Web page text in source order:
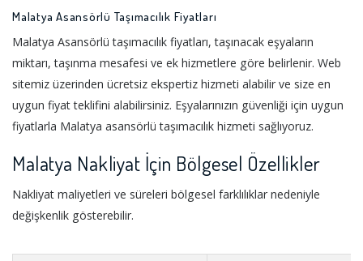
Malatya Asansörlü Taşımacılık Fiyatları
Malatya Asansörlü taşımacılık fiyatları, taşınacak eşyaların
miktarı, taşınma mesafesi ve ek hizmetlere göre belirlenir. Web
sitemiz üzerinden ücretsiz ekspertiz hizmeti alabilir ve size en
uygun fiyat teklifini alabilirsiniz. Eşyalarınızın güvenliği için uygun
fiyatlarla Malatya asansörlü taşımacılık hizmeti sağlıyoruz.
Malatya Nakliyat İçin Bölgesel Özellikler
Nakliyat maliyetleri ve süreleri bölgesel farklılıklar nedeniyle
değişkenlik gösterebilir.